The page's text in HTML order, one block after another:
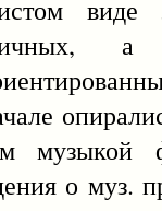
виде
а
музыкой
о муз.